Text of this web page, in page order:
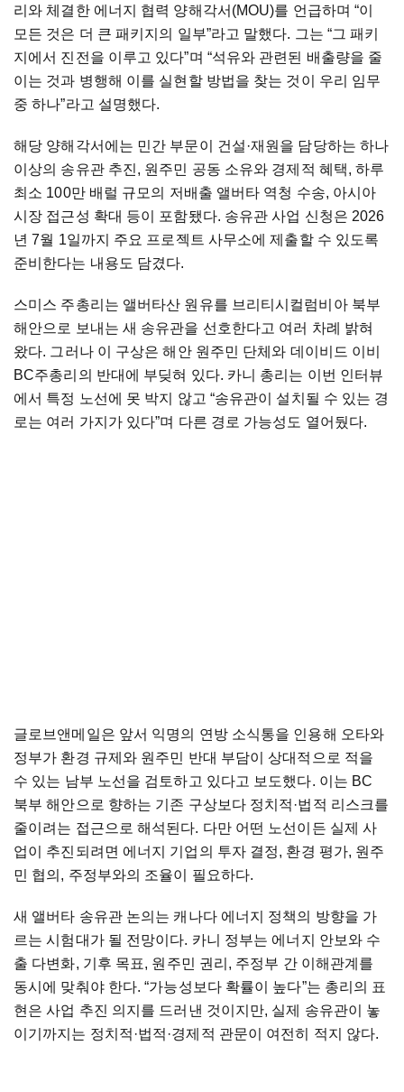
리와 체결한 에너지 협력 양해각서(MOU)를 언급하며 “이
모든 것은 더 큰 패키지의 일부”라고 말했다. 그는 “그 패키
지에서 진전을 이루고 있다”며 “석유와 관련된 배출량을 줄
이는 것과 병행해 이를 실현할 방법을 찾는 것이 우리 임무
중 하나”라고 설명했다.
해당 양해각서에는 민간 부문이 건설·재원을 담당하는 하나
이상의 송유관 추진, 원주민 공동 소유와 경제적 혜택, 하루
최소 100만 배럴 규모의 저배출 앨버타 역청 수송, 아시아
시장 접근성 확대 등이 포함됐다. 송유관 사업 신청은 2026
년 7월 1일까지 주요 프로젝트 사무소에 제출할 수 있도록
준비한다는 내용도 담겼다.
스미스 주총리는 앨버타산 원유를 브리티시컬럼비아 북부
해안으로 보내는 새 송유관을 선호한다고 여러 차례 밝혀
왔다. 그러나 이 구상은 해안 원주민 단체와 데이비드 이비
BC주총리의 반대에 부딪혀 있다. 카니 총리는 이번 인터뷰
에서 특정 노선에 못 박지 않고 “송유관이 설치될 수 있는 경
로는 여러 가지가 있다”며 다른 경로 가능성도 열어뒀다.
글로브앤메일은 앞서 익명의 연방 소식통을 인용해 오타와
정부가 환경 규제와 원주민 반대 부담이 상대적으로 적을
수 있는 남부 노선을 검토하고 있다고 보도했다. 이는 BC
북부 해안으로 향하는 기존 구상보다 정치적·법적 리스크를
줄이려는 접근으로 해석된다. 다만 어떤 노선이든 실제 사
업이 추진되려면 에너지 기업의 투자 결정, 환경 평가, 원주
민 협의, 주정부와의 조율이 필요하다.
새 앨버타 송유관 논의는 캐나다 에너지 정책의 방향을 가
르는 시험대가 될 전망이다. 카니 정부는 에너지 안보와 수
출 다변화, 기후 목표, 원주민 권리, 주정부 간 이해관계를
동시에 맞춰야 한다. “가능성보다 확률이 높다”는 총리의 표
현은 사업 추진 의지를 드러낸 것이지만, 실제 송유관이 놓
이기까지는 정치적·법적·경제적 관문이 여전히 적지 않다.